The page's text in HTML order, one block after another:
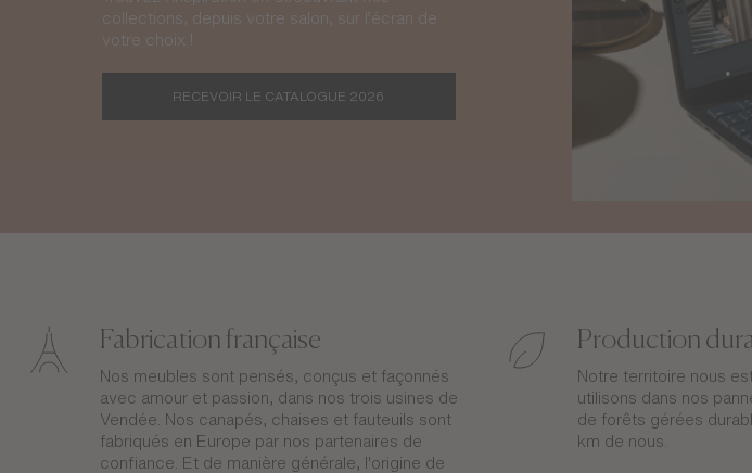
collections, depuis votre salon, sur l’écran de
votre choix !
RECEVOIR LE CATALOGUE 2026
Fabrication française
Nos meubles sont pensés, conçus et façonnés
avec amour et passion, dans nos trois usines de
Vendée. Nos canapés, chaises et fauteuils sont
fabriqués en Europe par nos partenaires de
confiance. Et de manière générale, l'origine de
Production
Notre territoire nous
utilisons dans nos
de forêts gérées
km de nous.